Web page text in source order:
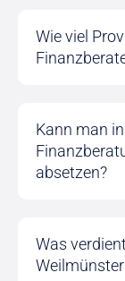
Wie viel
Kann man
absetzen?
Was